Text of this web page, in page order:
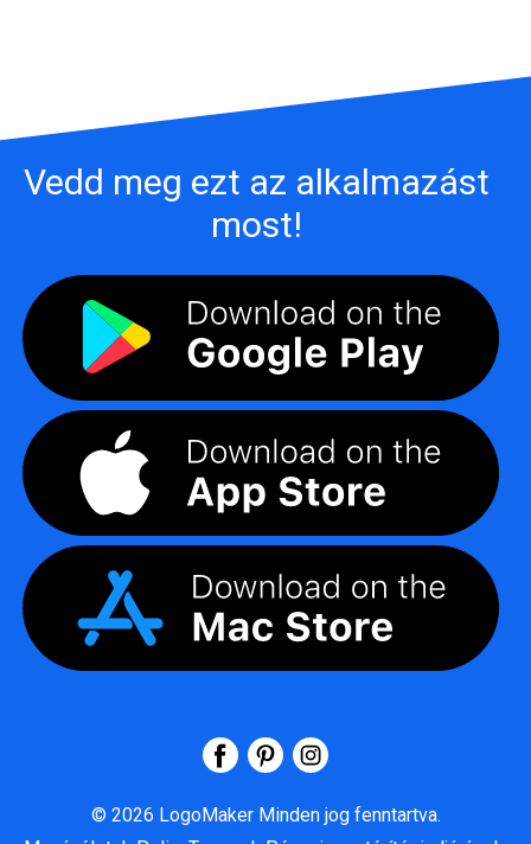
Vedd meg ezt az alkalmazást
most!
© 2026 LogoMaker Minden jog fenntartva.